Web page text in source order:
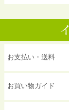
お支払い・送料
お買い物ガイド